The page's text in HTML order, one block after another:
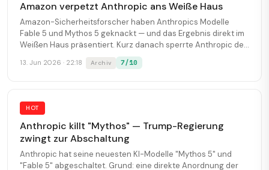
Amazon verpetzt Anthropic ans Weiße Haus
Amazon-Sicherheitsforscher haben Anthropics Modelle
Fable 5 und Mythos 5 geknackt — und das Ergebnis direkt im
Weißen Haus präsentiert. Kurz danach sperrte Anthropic den
13. Jun 2026 · 22:18 Archiv 7/10
HOT
Anthropic killt "Mythos" — Trump-Regierung
zwingt zur Abschaltung
Anthropic hat seine neuesten KI-Modelle "Mythos 5" und
"Fable 5" abgeschaltet. Grund: eine direkte Anordnung der